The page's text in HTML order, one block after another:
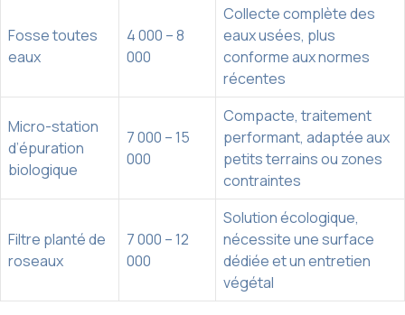
Fosse toutes
eaux
4 000 – 8
000
Collecte complète des
eaux usées, plus
conforme aux normes
récentes
Micro-station
d’épuration
biologique
7 000 – 15
000
Compacte, traitement
performant, adaptée aux
petits terrains ou zones
contraintes
Filtre planté de
roseaux
7 000 – 12
000
Solution écologique,
nécessite une surface
dédiée et un entretien
végétal